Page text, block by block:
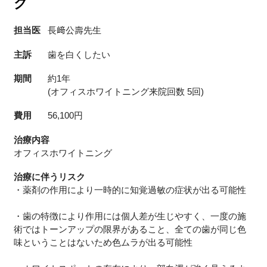
担当医 長﨑公壽先生
主訴 歯を白くしたい
期間
約1年
(オフィスホワイトニング来院回数 5回)
費用 56,100円
治療内容
オフィスホワイトニング
治療に伴うリスク
・薬剤の作用により一時的に知覚過敏の症状が出る可能性
・歯の特徴により作用には個人差が生じやすく、一度の施
術ではトーンアップの限界があること、全ての歯が同じ色
味ということはないため色ムラが出る可能性